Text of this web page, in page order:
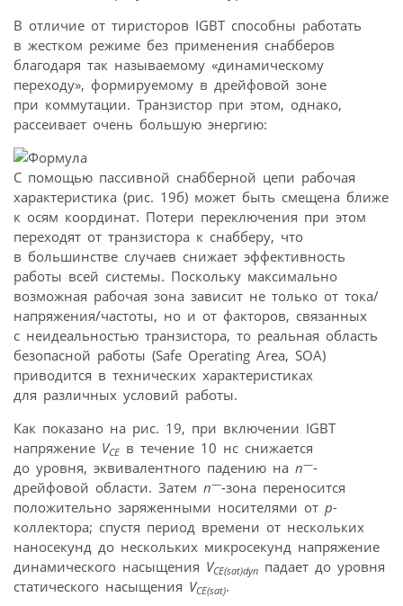
В отличие от тиристоров IGBT способны работать
в жестком режиме без применения снабберов
благодаря так называемому «динамическому
переходу», формируемому в дрейфовой зоне
при коммутации. Транзистор при этом, однако,
рассеивает очень большую энергию:
С помощью пассивной снабберной цепи рабочая
характеристика (рис. 19б) может быть смещена ближе
к осям координат. Потери переключения при этом
переходят от транзистора к снабберу, что
в большинстве случаев снижает эффективность
работы всей системы. Поскольку максимально
возможная рабочая зона зависит не только от тока/
напряжения/частоты, но и от факторов, связанных
с неидеальностью транзистора, то реальная область
безопасной работы (Safe Operating Area, SOA)
приводится в технических характеристиках
для различных условий работы.
Как показано на рис. 19, при включении IGBT
напряжение VCE в течение 10 нс снижается
до уровня, эквивалентного падению на n—-
дрейфовой области. Затем n—-зона переносится
положительно заряженными носителями от р-
коллектора; спустя период времени от нескольких
наносекунд до нескольких микросекунд напряжение
динамического насыщения VCE(sat)dyn падает до уровня
статического насыщения VCE(sat).